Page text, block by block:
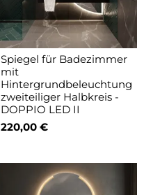
Spiegel für Badezimmer
mit
Hintergrundbeleuchtung
zweiteiliger Halbkreis -
DOPPIO LED II
220,00 €